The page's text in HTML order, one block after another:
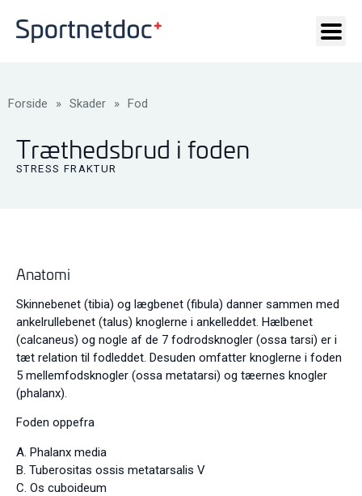
Forside » Skader » Fod
Træthedsbrud i foden
STRESS FRAKTUR
Anatomi
Skinnebenet (tibia) og lægbenet (fibula) danner sammen med
ankelrullebenet (talus) knoglerne i ankelleddet. Hælbenet
(calcaneus) og nogle af de 7 fodrodsknogler (ossa tarsi) er i
tæt relation til fodleddet. Desuden omfatter knoglerne i foden
5 mellemfodsknogler (ossa metatarsi) og tæernes knogler
(phalanx).
Foden oppefra
A. Phalanx media
B. Tuberositas ossis metatarsalis V
C. Os cuboideum